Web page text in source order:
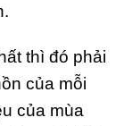
thì đó phải
của mỗi
của mùa